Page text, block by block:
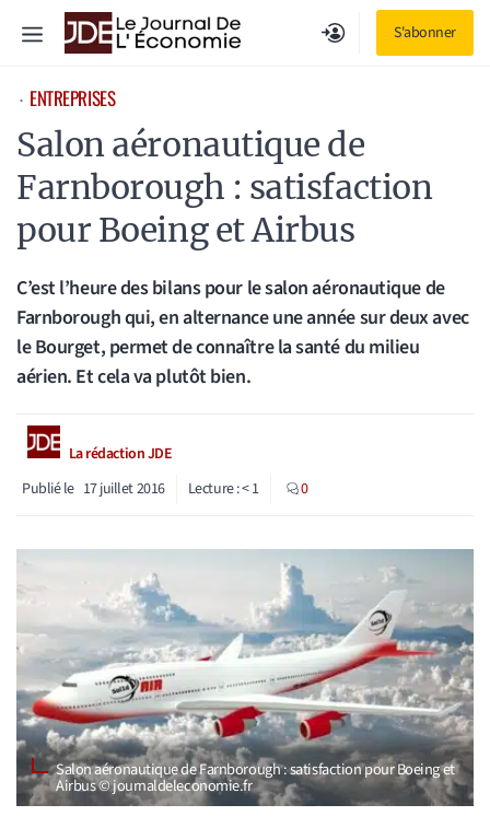
S'abonner
Menu
⋅ ENTREPRISES
Salon aéronautique de
Farnborough : satisfaction
pour Boeing et Airbus
C’est l’heure des bilans pour le salon aéronautique de
Farnborough qui, en alternance une année sur deux avec
le Bourget, permet de connaître la santé du milieu
aérien. Et cela va plutôt bien.
La rédaction JDE
Publié le 17 juillet 2016 Lecture :< 1 0
Salon aéronautique de Farnborough : satisfaction pour Boeing et
Airbus © journaldeleconomie.fr